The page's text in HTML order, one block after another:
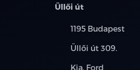
Üllői út
Település:
1195 Budapest
Cím:
Üllői út 309.
Márkák:
Kia, Ford